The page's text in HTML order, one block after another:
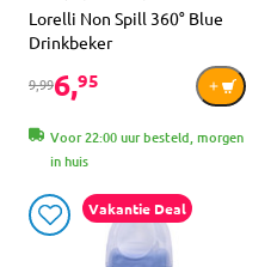
Lorelli Non Spill 360° Blue
Drinkbeker
9,996,95
Voor 22:00 uur besteld, morgen
in huis
Vakantie Deal